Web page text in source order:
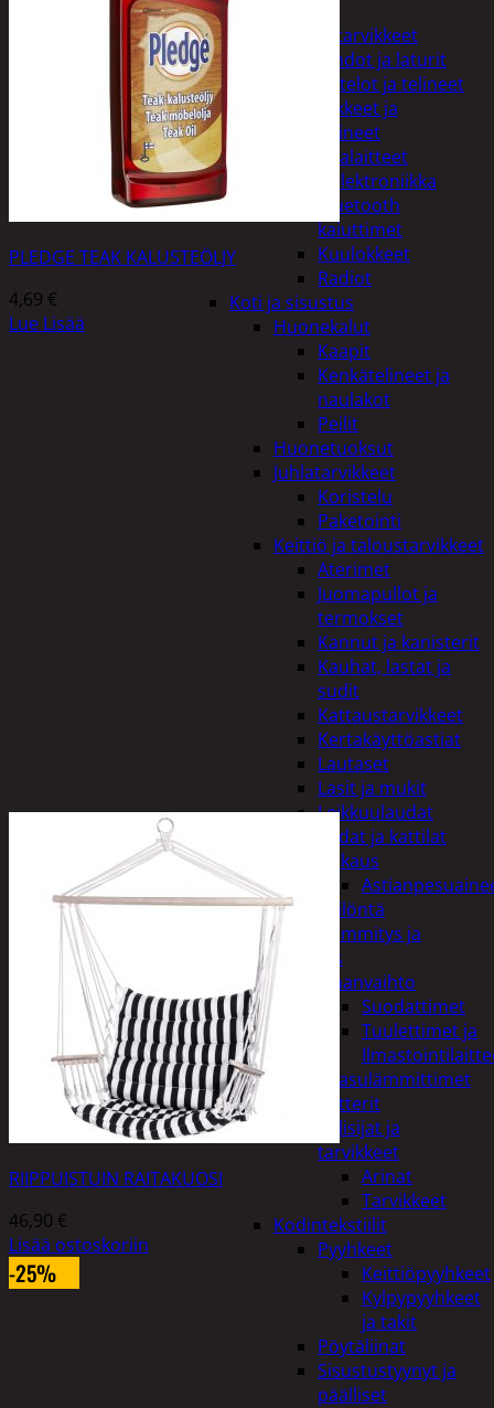
Puhelintarvikkeet
Johdot ja laturit
Kotelot ja telineet
Tv-tarvikkeet ja
seinätelineet
Varavirtalaitteet
Viihde-elektroniikka
Bluetooth
kaiuttimet
Kuulokkeet
Radiot
Koti ja sisustus
Huonekalut
Kaapit
Kenkätelineet ja
naulakot
Peilit
Huonetuoksut
Juhlatarvikkeet
Koristelu
Paketointi
Keittiö ja taloustarvikkeet
Aterimet
Juomapullot ja
termokset
Kannut ja kanisterit
Kauhat, lastat ja
sudit
Kattaustarvikkeet
Kertakäyttöastiat
Lautaset
Lasit ja mukit
Leikkuulaudat
Padat ja kattilat
Tiskaus
Säilöntä
Kodin lämmitys ja
tuuletus
Ilmanvaihto
Suodattimet
Tuulettimet ja
Kaasulämmittimet
Patterit
Tulisijat ja
tarvikkeet
Arinat
Tarvikkeet
Kodintekstiilit
Pyyhkeet
Keittiöpyyhkeet
Kylpypyyhkeet
ja takit
Pöytäliinat
Sisustustyynyt ja
päälliset
PLEDGE TEAK KALUSTEÖLJY
4,69 €
Lue Lisää
RIIPPUISTUIN RAITAKUOSI
46,90 €
Lisää ostoskoriin
-25%